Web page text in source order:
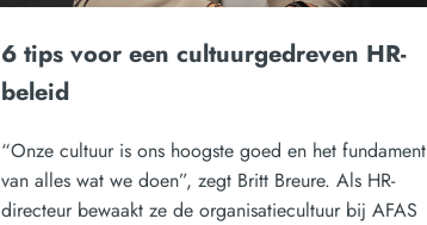
6 tips voor een cultuurgedreven HR-
beleid
“Onze cultuur is ons hoogste goed en het fundament
van alles wat we doen”, zegt Britt Breure. Als HR-
directeur bewaakt ze de organisatiecultuur bij AFAS